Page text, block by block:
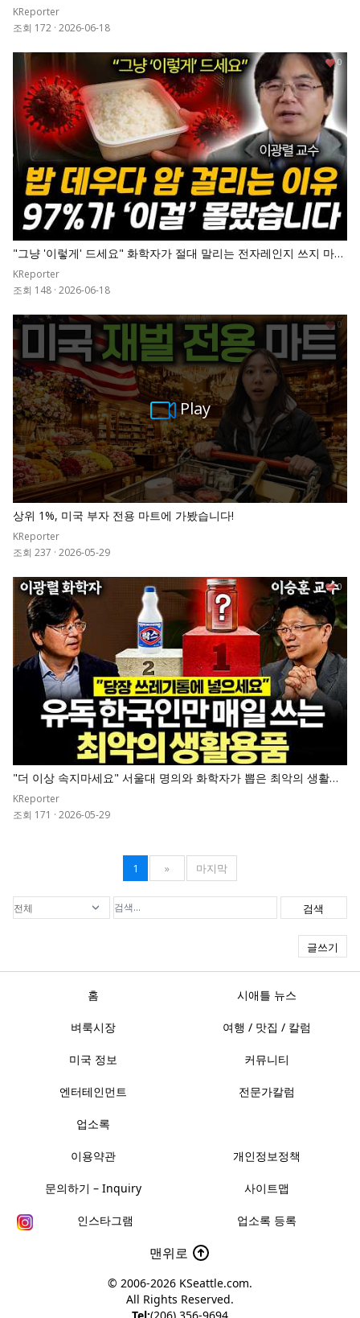
준 '1등 채소' 넣고 끓이세요. 췌장 살아나고 당화혈색소 7로 뚝 떨어
집니다
KReporter
조회 172 · 2026-06-18
"그냥 '이렇게' 드세요" 화학자가 절대 말리는 전자레인지 쓰지 마세
요. 밥 데우다 암 걸립니다 | 이광렬 교수 전체통합
KReporter
조회 148 · 2026-06-18
0
상위 1%, 미국 부자 전용 마트에 가봤습니다!
KReporter
조회 237 · 2026-05-29
0
Play
"더 이상 속지마세요" 서울대 명의와 화학자가 뽑은 최악의 생활용
품 순위표
KReporter
조회 171 · 2026-05-29
0
1 » 마지막
검색
글쓰기
홈 시애틀 뉴스
벼룩시장 여행 / 맛집 / 칼럼
미국 정보 커뮤니티
엔터테인먼트 전문가칼럼
업소록
이용약관 개인정보정책
문의하기 – Inquiry 사이트맵
인스타그램 업소록 등록
맨위로
© 2006-2026 KSeattle.com.
All Rights Reserved.